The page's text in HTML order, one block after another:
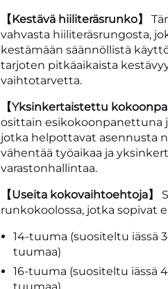
【Kestävä hiiliteräsrunko】
vahvasta hiiliteräsrungosta,
kestämään säännöllistä
tarjoten pitkäaikaista
vaihtotarvetta.
【Yksinkertaistettu
osittain esikokoonpanettuna
jotka helpottavat asennusta
vähentää työaikaa ja
varastonhallintaa.
【Useita kokovaihtoehtoja】
runkokoolossa, jotka sopivat
14-tuuma (suositeltu iässä
tuumaa)
16-tuuma (suositeltu iässä